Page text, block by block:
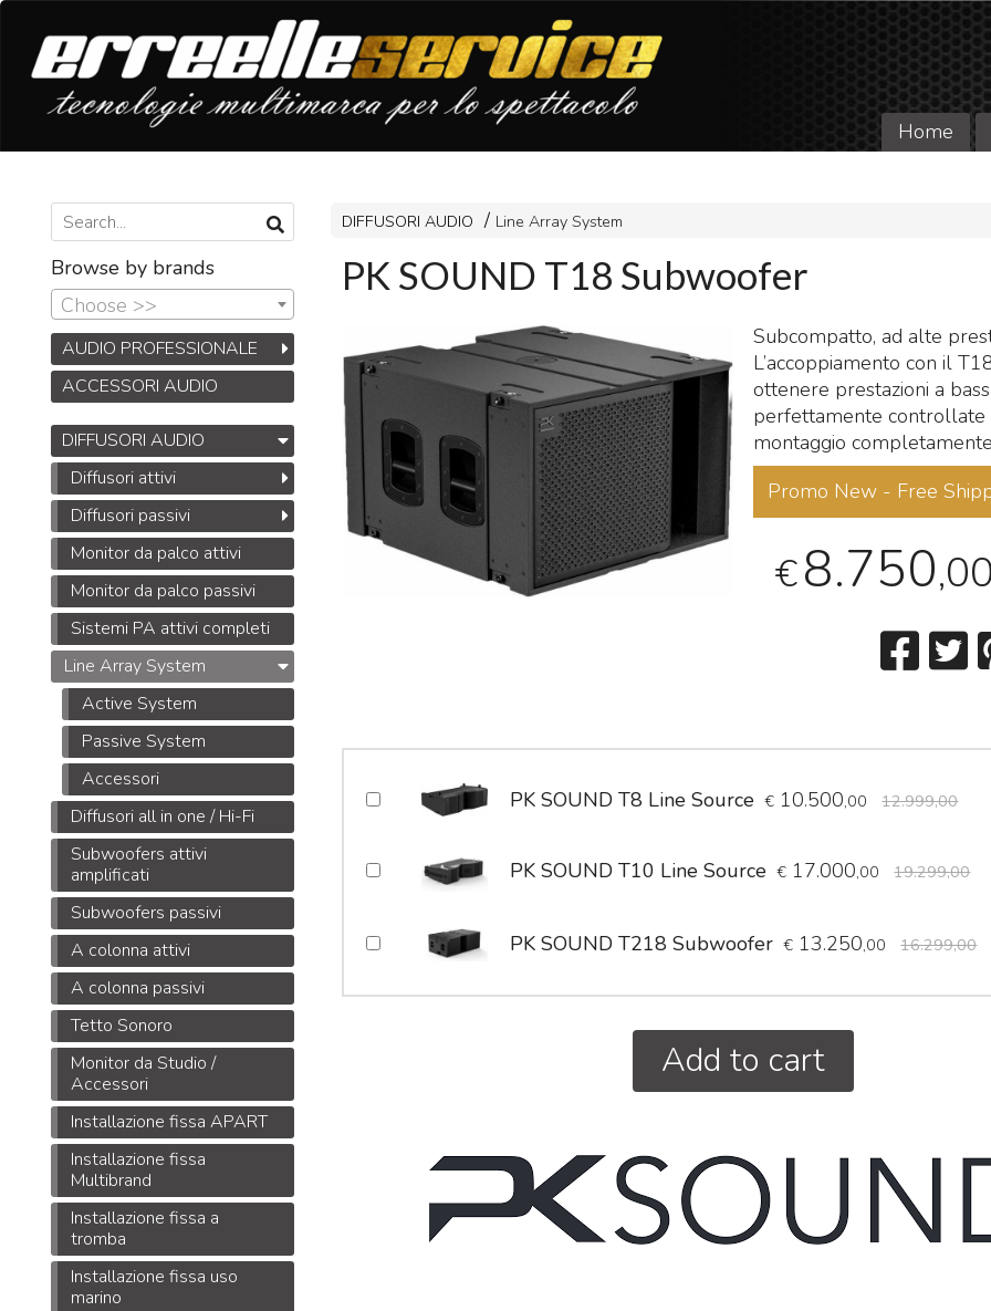
Home
DIFFUSORI AUDIO Line Array System
PK SOUND T18 Subwoofer
Subcompatto, ad alte
L’accoppiamento con il
ottenere prestazioni a
perfettamente controllate
montaggio
Promo New - Free
€8.750,00
PK SOUND T8 Line Source € 10.500,00 12.999,00
PK SOUND T10 Line Source € 17.000,00 19.299,00
PK SOUND T218 Subwoofer € 13.250,00 16.299,00
Add to cart
Browse by brands
Choose >>
AUDIO PROFESSIONALE
ACCESSORI AUDIO
DIFFUSORI AUDIO
Diffusori attivi
Diffusori passivi
Monitor da palco attivi
Monitor da palco passivi
Sistemi PA attivi completi
Line Array System
Active System
Passive System
Accessori
Diffusori all in one / Hi-Fi
Subwoofers attivi
amplificati
Subwoofers passivi
A colonna attivi
A colonna passivi
Tetto Sonoro
Monitor da Studio /
Accessori
Installazione fissa APART
Installazione fissa
Multibrand
Installazione fissa a
tromba
Installazione fissa uso
marino
Midas DL32
Stage Box da 32
ingressi, 16 uscite con
microfonici Midas,
ULTRANET
eADAT
Midas M32R Live / DL32
Midas M32 Live / DL32